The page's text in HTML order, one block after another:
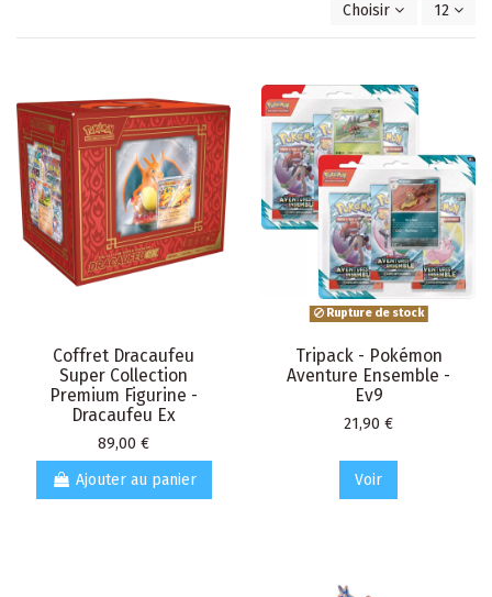
Choisir 12
Coffret Dracaufeu
Super Collection
Premium Figurine -
Dracaufeu Ex
Prix
89,00 €
Ajouter au panier
Rupture de stock
Tripack - Pokémon
Aventure Ensemble -
Ev9
Prix
21,90 €
Voir